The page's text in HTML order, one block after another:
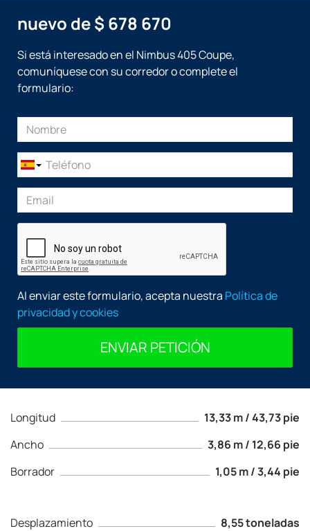
Longitud
13,33 m / 43,73 pie
Ancho
3,86 m / 12,66 pie
Borrador
1,05 m / 3,44 pie
Desplazamiento
8,55 toneladas
nuevo de $ 678 670
Si está interesado en el Nimbus 405 Coupe,
comuníquese con su corredor o complete el
formulario:
Al enviar este formulario, acepta nuestra Política de
privacidad y cookies
ENVIAR PETICIÓN